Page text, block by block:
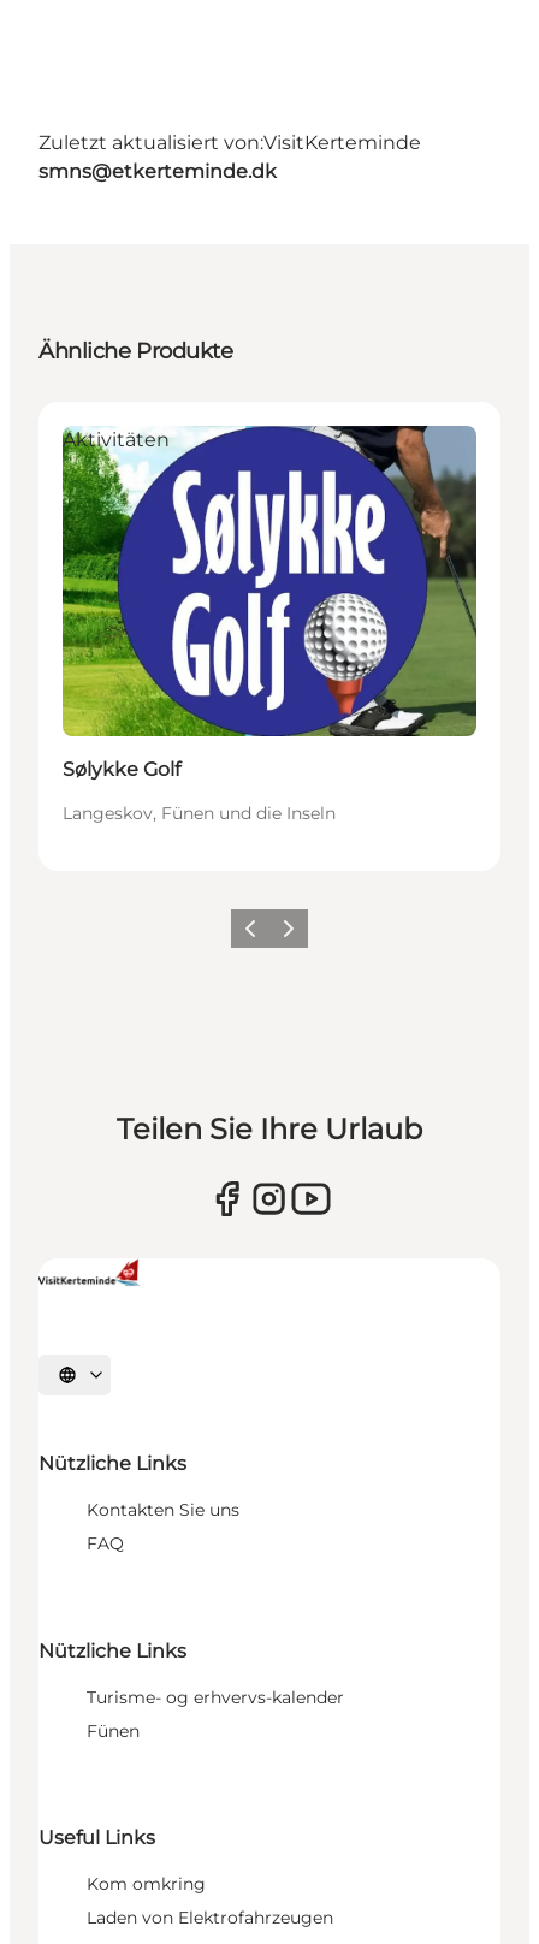
Zuletzt aktualisiert von:VisitKerteminde
smns@etkerteminde.dk
Ähnliche Produkte
Aktivitäten
Sølykke Golf
Langeskov, Fünen und die Inseln
ZurückWeiter
Teilen Sie Ihre Urlaub
Sprache auswählen
Nützliche Links
Kontakten Sie uns
FAQ
Nützliche Links
Turisme- og erhvervs-kalender
Fünen
Useful Links
Kom omkring
Laden von Elektrofahrzeugen